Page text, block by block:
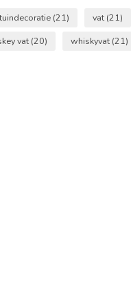
(21) vat (21)
vat (20) whiskyvat (21)